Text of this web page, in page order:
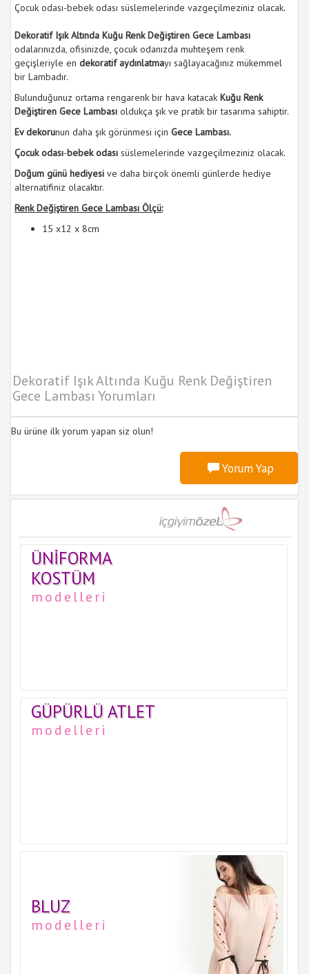
Çocuk odası-bebek odası süslemelerinde vazgeçilmeziniz olacak.
Dekoratif Işık Altında Kuğu Renk Değiştiren Gece Lambası
odalarınızda, ofisinizde, çocuk odanızda muhteşem renk
geçişleriyle en dekoratif aydınlatmayı sağlayacağınız mükemmel
bir Lambadır.
Bulunduğunuz ortama rengarenk bir hava katacak Kuğu Renk
Değiştiren Gece Lambası oldukça şık ve pratik bir tasarıma sahiptir.
Ev dekorunun daha şık görünmesi için Gece Lambası.
Çocuk odası-bebek odası süslemelerinde vazgeçilmeziniz olacak.
Doğum günü hediyesi ve daha birçok önemli günlerde hediye
alternatifiniz olacaktır.
Renk Değiştiren Gece Lambası Ölçü:
15 x12 x 8cm
Dekoratif Işık Altında Kuğu Renk Değiştiren
Gece Lambası Yorumları
Bu ürüne ilk yorum yapan siz olun!
Yorum Yap
ÜNIFORMA
KOSTÜM
modelleri
GÜPÜRLÜ ATLET
modelleri
BLUZ
modelleri